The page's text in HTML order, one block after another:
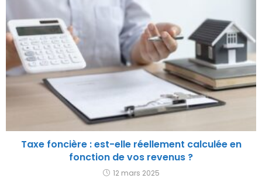
Taxe foncière : est-elle réellement calculée en
fonction de vos revenus ?
12 mars 2025